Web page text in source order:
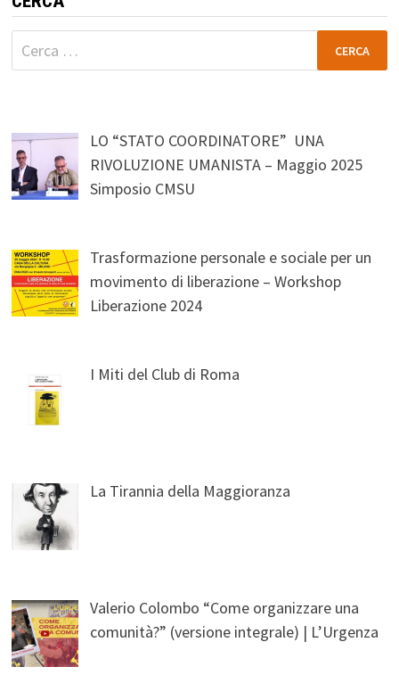
Ricerca
per:
LO “STATO COORDINATORE” UNA
RIVOLUZIONE UMANISTA – Maggio 2025
Simposio CMSU
Trasformazione personale e sociale per un
movimento di liberazione – Workshop
Liberazione 2024
I Miti del Club di Roma
La Tirannia della Maggioranza
Valerio Colombo “Come organizzare una
comunità?” (versione integrale) | L’Urgenza